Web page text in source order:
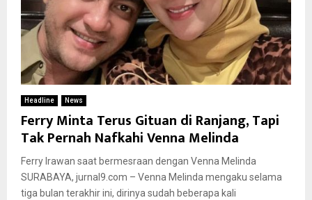
Headline News
Ferry Minta Terus Gituan di Ranjang, Tapi
Tak Pernah Nafkahi Venna Melinda
Ferry Irawan saat bermesraan dengan Venna Melinda
SURABAYA, jurnal9.com – Venna Melinda mengaku selama
tiga bulan terakhir ini, dirinya sudah beberapa kali